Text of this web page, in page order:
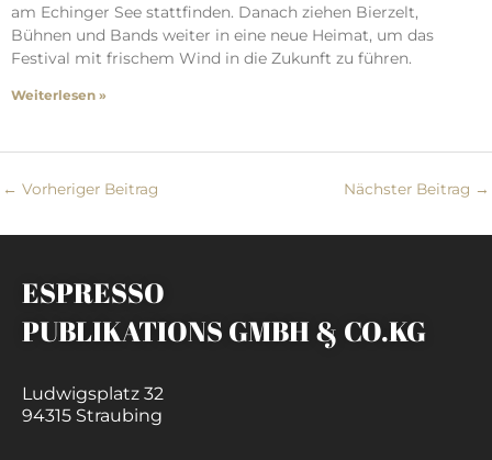
am Echinger See stattfinden. Danach ziehen Bierzelt,
Bühnen und Bands weiter in eine neue Heimat, um das
Festival mit frischem Wind in die Zukunft zu führen.
Weiterlesen »
← Vorheriger Beitrag Nächster Beitrag →
ESPRESSO
PUBLIKATIONS GMBH & CO.KG
Ludwigsplatz 32
94315 Straubing